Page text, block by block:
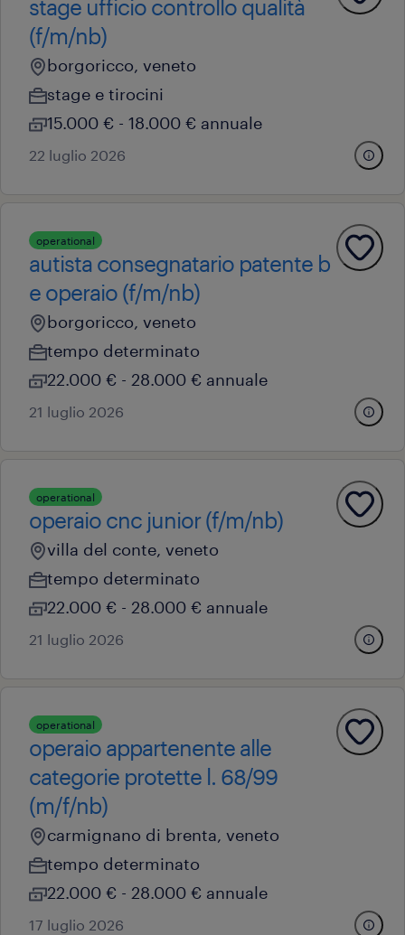
stage ufficio controllo qualità
(f/m/nb)
borgoricco, veneto
stage e tirocini
15.000 € - 18.000 € annuale
22 luglio 2026
operational
autista consegnatario patente b
e operaio (f/m/nb)
borgoricco, veneto
tempo determinato
22.000 € - 28.000 € annuale
21 luglio 2026
operational
operaio cnc junior (f/m/nb)
villa del conte, veneto
tempo determinato
22.000 € - 28.000 € annuale
21 luglio 2026
operational
operaio appartenente alle
categorie protette l. 68/99
(m/f/nb)
carmignano di brenta, veneto
tempo determinato
22.000 € - 28.000 € annuale
17 luglio 2026